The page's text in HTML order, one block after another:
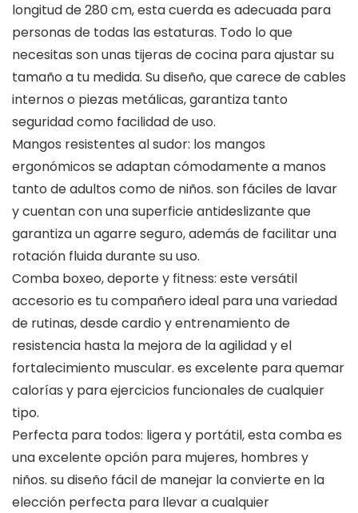
longitud de 280 cm, esta cuerda es adecuada para
personas de todas las estaturas. Todo lo que
necesitas son unas tijeras de cocina para ajustar su
tamaño a tu medida. Su diseño, que carece de cables
internos o piezas metálicas, garantiza tanto
seguridad como facilidad de uso.
Mangos resistentes al sudor: los mangos
ergonómicos se adaptan cómodamente a manos
tanto de adultos como de niños. son fáciles de lavar
y cuentan con una superficie antideslizante que
garantiza un agarre seguro, además de facilitar una
rotación fluida durante su uso.
Comba boxeo, deporte y fitness: este versátil
accesorio es tu compañero ideal para una variedad
de rutinas, desde cardio y entrenamiento de
resistencia hasta la mejora de la agilidad y el
fortalecimiento muscular. es excelente para quemar
calorías y para ejercicios funcionales de cualquier
tipo.
Perfecta para todos: ligera y portátil, esta comba es
una excelente opción para mujeres, hombres y
niños. su diseño fácil de manejar la convierte en la
elección perfecta para llevar a cualquier